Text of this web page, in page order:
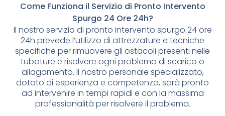
Come Funziona il Servizio di Pronto Intervento
Spurgo 24 Ore 24h?
Il nostro servizio di pronto intervento spurgo 24 ore
24h prevede l’utilizzo di attrezzature e tecniche
specifiche per rimuovere gli ostacoli presenti nelle
tubature e risolvere ogni problema di scarico o
allagamento. Il nostro personale specializzato,
dotato di esperienza e competenza, sarà pronto
ad intervenire in tempi rapidi e con la massima
professionalità per risolvere il problema.